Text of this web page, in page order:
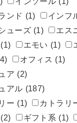
ンド (1) インフ
ューズ (1) エス
(1) エモい (1)
オフィス (1)
ア (2)
アル (187)
ー (1) カトラリ
(2) ギフト系 (1)